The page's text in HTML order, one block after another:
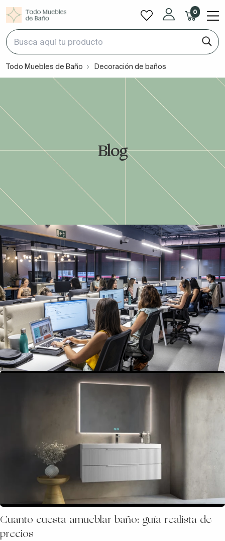
0
Todo Muebles de Baño Decoración de baños
Blog
Cuanto cuesta amueblar baño: guía realista de
precios